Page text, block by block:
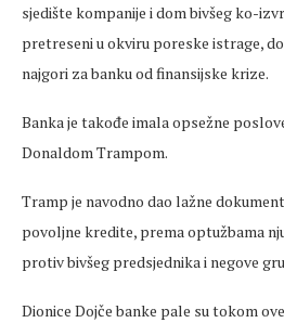
sjedište kompanije i dom bivšeg ko-
pretreseni u okviru poreske istrage,
najgori za banku od finansijske krize.
Banka je takođe imala opsežne
Donaldom Trampom.
Tramp je navodno dao lažne
povoljne kredite, prema optužbama
protiv bivšeg predsjednika i negove
Dionice Dojče banke pale su tokom